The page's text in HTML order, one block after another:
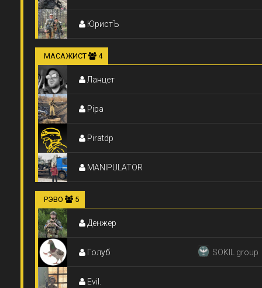
ЮристЪ
МАСАЖИСТ 4
Ланцет
Pipa
Piratdp
MANIPULATOR
РЭВО 5
Денжер
Голуб SOKIL group
Evil.